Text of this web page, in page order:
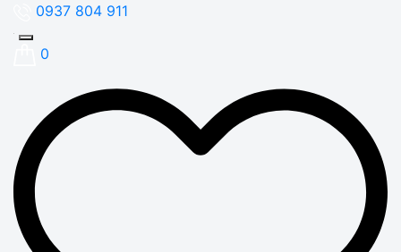
0937 804 911
0